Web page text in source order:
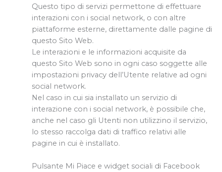
Questo tipo di servizi permettone di effettuare
interazioni con i social network, o con altre
piattaforme esterne, direttamente dalle pagine di
questo Sito Web.
Le interazioni e le informazioni acquisite da
questo Sito Web sono in ogni caso soggette alle
impostazioni privacy dell’Utente relative ad ogni
social network.
Nel caso in cui sia installato un servizio di
interazione con i social network, è possibile che,
anche nel caso gli Utenti non utilizzino il servizio,
lo stesso raccolga dati di traffico relativi alle
pagine in cui è installato.
Pulsante Mi Piace e widget sociali di Facebook